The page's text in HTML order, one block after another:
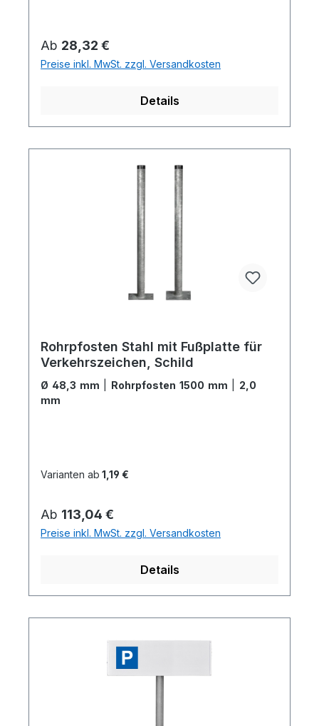
Regulärer Preis:
Ab 28,32 €
Preise inkl. MwSt. zzgl. Versandkosten
Details
Rohrpfosten Stahl mit Fußplatte für
Verkehrszeichen, Schild
Ø 48,3 mm Rohrpfosten 1500 mm
2,0
mm
Varianten ab 1,19 €
Regulärer Preis:
Ab 113,04 €
Preise inkl. MwSt. zzgl. Versandkosten
Details